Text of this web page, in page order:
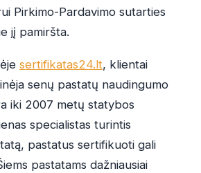
Pirkimo-Pardavimo sutarties
jį pamiršta.
sertifikatas24.lt, klientai
senų pastatų naudingumo
iki 2007 metų statybos
specialistas turintis
pastatus sertifikuoti gali
pastatams dažniausiai